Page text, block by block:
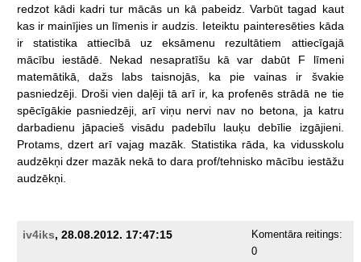
redzot kādi kadri tur mācās un kā pabeidz. Varbūt tagad kaut
kas ir mainījies un līmenis ir audzis. Ieteiktu painteresēties kāda
ir
statistika attiecībā uz eksāmenu rezultātiem
attiecīgajā
mācību
iestādē. Nekad nesapratīšu kā var dabūt F
līmeni
matemātikā,
dažs labs taisnojās, ka pie vainas ir
švakie
pasniedzēji.
Droši vien daļēji tā arī ir, ka profenēs strādā ne tie
spēcīgākie pasniedzēji, arī viņu nervi nav no betona, ja katru
darbadienu
jāpacieš visādu padebīlu lauķu debīlie
izgājieni.
Protams,
dzert arī vajag mazāk. Statistika rāda, ka vidusskolu
audzēkņi dzer mazāk nekā to dara prof/tehnisko mācību iestāžu
audzēkņi.
iv4iks, 28.08.2012. 17:47:15
Komentāra reitings:
0